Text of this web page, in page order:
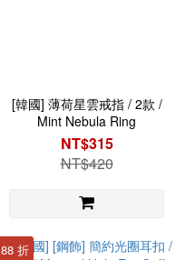
[韓國] 薄荷星雲戒指 / 2款 /
Mint Nebula Ring
NT$315
NT$420
88 折